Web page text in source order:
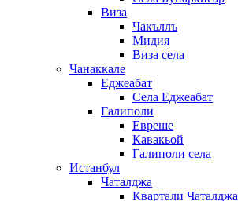
Виза
Чакъллъ
Мидия
Виза села
Чанаккале
Еджеабат
Села Еджеабат
Галиполи
Евреше
Кавакьой
Галиполи села
Истанбул
Чаталджа
Квартали Чаталджа